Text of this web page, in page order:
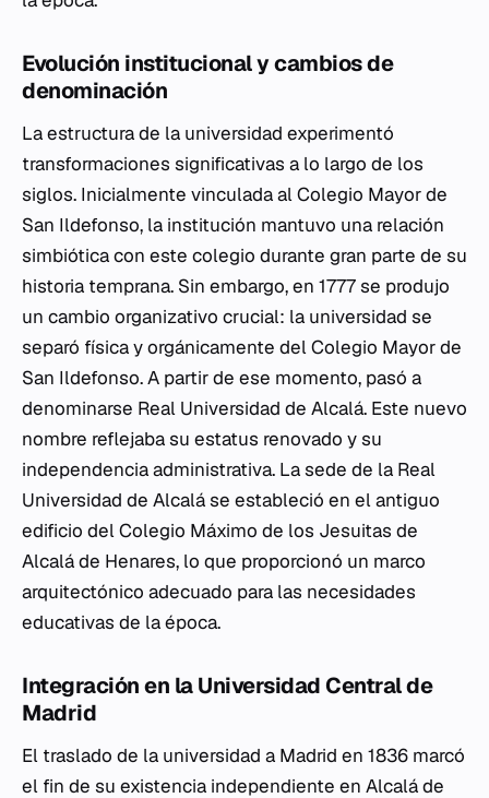
Evolución institucional y cambios de
denominación
La estructura de la universidad experimentó
transformaciones significativas a lo largo de los
siglos. Inicialmente vinculada al Colegio Mayor de
San Ildefonso, la institución mantuvo una relación
simbiótica con este colegio durante gran parte de su
historia temprana. Sin embargo, en 1777 se produjo
un cambio organizativo crucial: la universidad se
separó física y orgánicamente del Colegio Mayor de
San Ildefonso. A partir de ese momento, pasó a
denominarse Real Universidad de Alcalá. Este nuevo
nombre reflejaba su estatus renovado y su
independencia administrativa. La sede de la Real
Universidad de Alcalá se estableció en el antiguo
edificio del Colegio Máximo de los Jesuitas de
Alcalá de Henares, lo que proporcionó un marco
arquitectónico adecuado para las necesidades
educativas de la época.
Integración en la Universidad Central de
Madrid
El traslado de la universidad a Madrid en 1836 marcó
el fin de su existencia independiente en Alcalá de